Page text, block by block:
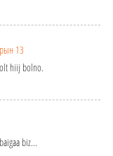
13
hiij bolno.
biz...